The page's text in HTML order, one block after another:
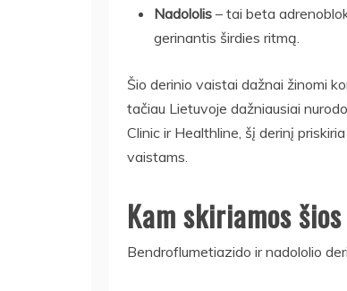
Nadololis – tai beta
gerinantis širdies ritmą.
Šio derinio vaistai dažnai žinomi
tačiau Lietuvoje dažniausiai
Clinic ir Healthline, šį derinį
vaistams.
Kam skiriamos
Bendroflumetiazido ir nadololio